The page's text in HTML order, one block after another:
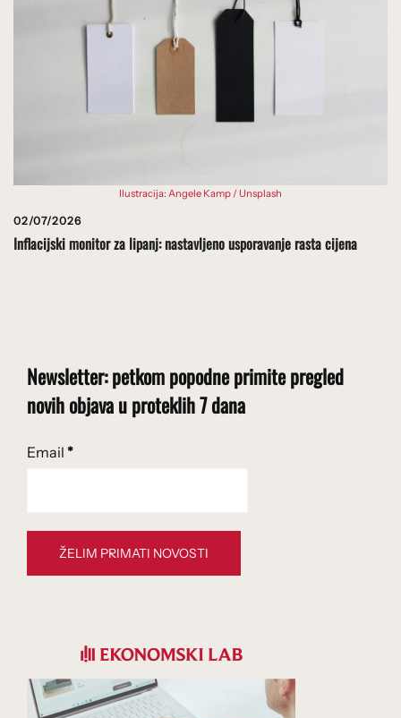
Ilustracija: Angele Kamp / Unsplash
02/07/2026
Inflacijski monitor za lipanj: nastavljeno usporavanje rasta cijena
Newsletter: petkom popodne primite pregled
novih objava u proteklih 7 dana
Email *